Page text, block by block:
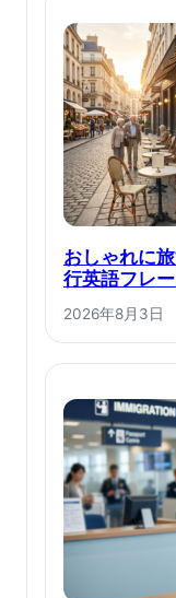
おしゃれに
行英語フレ
2026年8月3日